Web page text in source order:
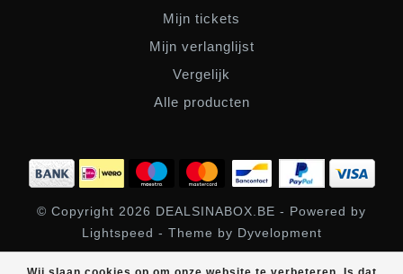
Mijn tickets
Mijn verlanglijst
Vergelijk
Alle producten
© Copyright 2026 DEALSINABOX.BE - Powered by
Lightspeed - Theme by Dyvelopment
SHOPBOX klantbeoordelingen at